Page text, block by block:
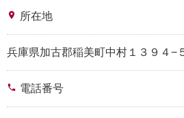
place 所在地
兵庫県加古郡稲美町中村１３９４−
phone 電話番号